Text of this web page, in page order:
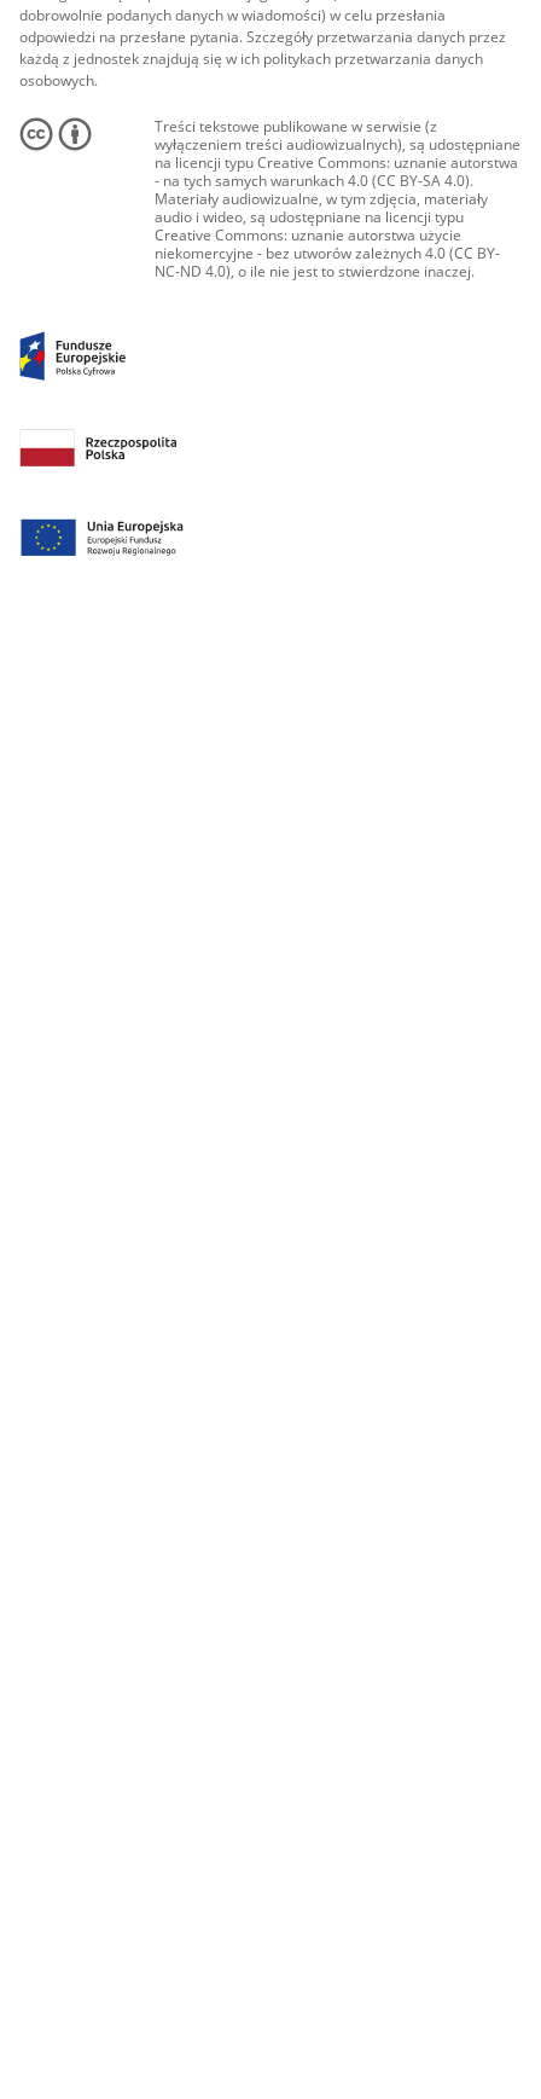
dobrowolnie podanych danych w wiadomości) w celu przesłania
odpowiedzi na przesłane pytania. Szczegóły przetwarzania danych przez
każdą z jednostek znajdują się w ich politykach przetwarzania danych
osobowych.
Treści tekstowe publikowane w serwisie (z
wyłączeniem treści audiowizualnych), są udostępniane
na licencji typu Creative Commons: uznanie autorstwa
- na tych samych warunkach 4.0 (CC BY-SA 4.0).
Materiały audiowizualne, w tym zdjęcia, materiały
audio i wideo, są udostępniane na licencji typu
Creative Commons: uznanie autorstwa użycie
niekomercyjne - bez utworów zależnych 4.0 (CC BY-
NC-ND 4.0), o ile nie jest to stwierdzone inaczej.